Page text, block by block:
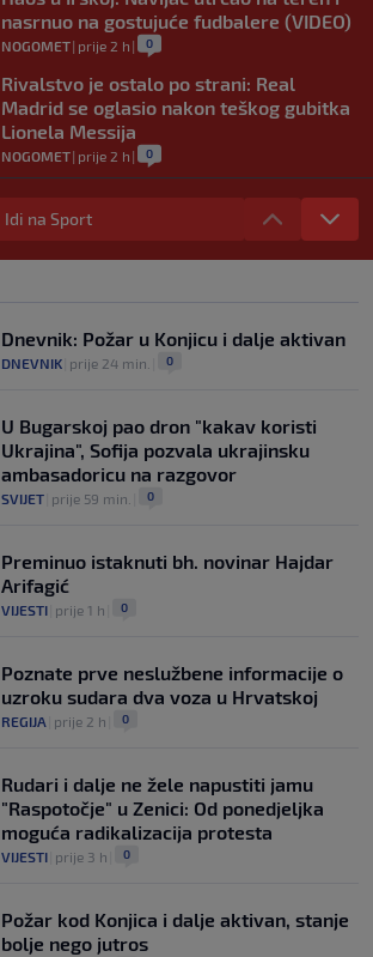
nasrnuo na gostujuće fudbalere (VIDEO)
NOGOMET| prije 2 h | 0
Rivalstvo je ostalo po strani: Real
Madrid se oglasio nakon teškog gubitka
Lionela Messija
NOGOMET| prije 2 h | 0
WNBA igračice odgovorile Kanteru
nakon provokacije: "Nećemo biti politički
0
FIFA-e je vaš novac", danas se suočava s
najvećom krizom
| prije 3 h
Idi na Sport
Dnevnik: Požar u Konjicu i dalje aktivan
DNEVNIK prije 24 min. 0
U Bugarskoj pao dron "kakav koristi
Ukrajina", Sofija pozvala ukrajinsku
ambasadoricu na razgovor
SVIJET prije 59 min. 0
Preminuo istaknuti bh. novinar Hajdar
Arifagić
VIJESTI prije 1 h 0
Poznate prve neslužbene informacije o
uzroku sudara dva voza u Hrvatskoj
REGIJA prije 2 h 0
Rudari i dalje ne žele napustiti jamu
"Raspotočje" u Zenici: Od ponedjeljka
moguća radikalizacija protesta
VIJESTI prije 3 h 0
Požar kod Konjica i dalje aktivan, stanje
bolje nego jutros